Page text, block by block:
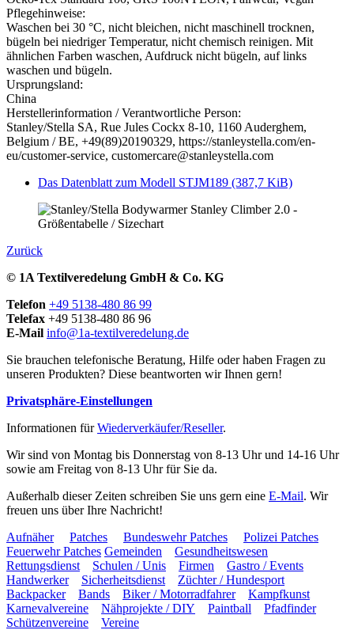
Pflegehinweise:
Waschen bei 30 °C, nicht bleichen, nicht maschinell trocknen,
bügeln bei niedriger Temperatur, nicht chemisch reinigen. Mit
ähnlichen Farben waschen, Aufdruck nicht bügeln, auf links
waschen und bügeln.
Ursprungsland:
China
Herstellerinformation / Verantwortliche Person:
Stanley/Stella SA, Rue Jules Cockx 8-10, 1160 Auderghem,
Belgium / BE, +49(89)20190329, https://stanleystella.com/en-
eu/customer-service, customercare@stanleystella.com
Das Datenblatt zum Modell STJM189 (387,7 KiB)
Zurück
© 1A Textilveredelung GmbH & Co. KG
Telefon +49 5138-480 86 99
Telefax +49 5138-480 86 96
E-Mail info@1a-textilveredelung.de
Sie brauchen telefonische Beratung, Hilfe oder haben Fragen zu
unseren Produkten? Diese beantworten wir Ihnen gern!
Privatsphäre-Einstellungen
Informationen fürWiederverkäufer/Reseller.
Wir sind von Montag bis Donnerstag von 8-13 Uhr und 14-16 Uhr
sowie am Freitag von 8-13 Uhr für Sie da.
Außerhalb dieser Zeiten schreiben Sie uns gern eine E-Mail. Wir
freuen uns über Ihre Nachricht!
Aufnäher
Patches Bundeswehr Patches
Polizei Patches
Feuerwehr Patches Gemeinden
Gesundheitswesen
Rettungsdienst
Schulen / Unis Firmen
Gastro / Events
Handwerker
Sicherheitsdienst
Züchter / Hundesport
Backpacker
Bands Biker / Motorradfahrer
Kampfkunst
Karnevalvereine
Nähprojekte / DIY Paintball
Pfadfinder
Schützenvereine
Vereine